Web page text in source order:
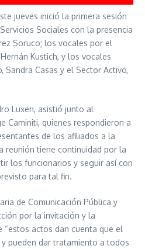
jueves inició la primera sesión
Sociales con la presencia
Soruco; los vocales por el
Kustich, y los vocales
Sandra Casas y el Sector Activo,
Luxen, asistió junto al
Caminiti, quienes respondieron a
de los afiliados a la
reunión tiene continuidad por la
los funcionarios y seguir así con
para tal fin.
de Comunicación Pública y
por la invitación y la
“estos actos dan cuenta que el
pueden dar tratamiento a todos